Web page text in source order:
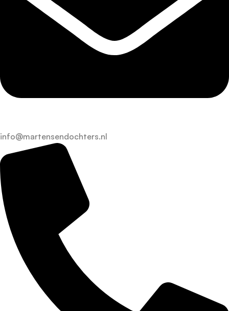
info@martensendochters.nl